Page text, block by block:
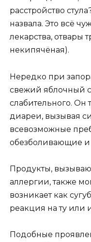
расстройство
назвала. Это всё
лекарства, отвары
некипячёная).
Нередко при
свежий яблочный
слабительного. Он
диареи, вызывая
всевозможные
обезболивающие и
Продукты,
аллергии, также
возникает как
реакция на ту
Подобные